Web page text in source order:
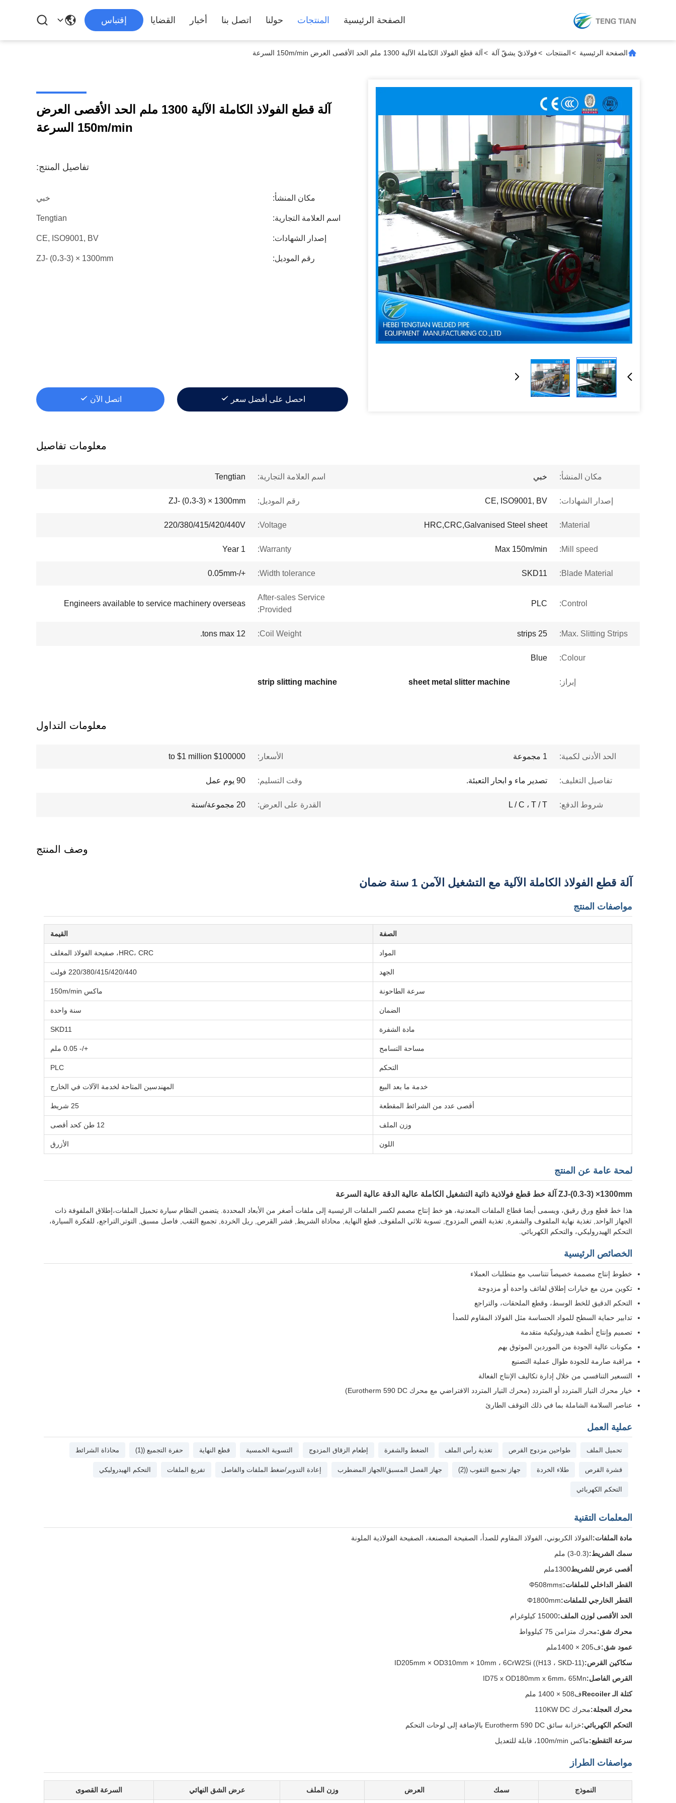
الصفحة الرئيسية المنتجات حولنا اتصل بنا أخبار القضايا إقتباس
الصفحة الرئيسية >المنتجات >فولاذيّ يشقّ آلة >آلة قطع الفولاذ الكاملة الآلية 1300 ملم الحد الأقصى العرض 150m/min السرعة
آلة قطع الفولاذ الكاملة الآلية 1300 ملم الحد الأقصى العرض
150m/min السرعة
تفاصيل المنتج:
مكان المنشأ: خبي
اسم العلامة التجارية: Tengtian
إصدار الشهادات: CE, ISO9001, BV
رقم الموديل: ZJ- (0،3-3) × 1300mm
احصل على أفضل سعر اتصل الآن
معلومات تفاصيل
مكان المنشأ: خبي اسم العلامة التجارية: Tengtian
إصدار الشهادات: CE, ISO9001, BV رقم الموديل: ZJ- (0،3-3) × 1300mm
Material:
HRC,CRC,Galvanised Steel sheet
Voltage:
220/380/415/420/440V
Mill speed:
Max 150m/min
Warranty:
1 Year
Blade Material:
SKD11
Width tolerance:
+/-0.05mm
Control:
PLC
After-sales Service
Provided:
Engineers available to service machinery overseas
Max. Slitting Strips:
25 strips
Coil Weight:
12 tons max.
Colour:
Blue
إبراز: sheet metal slitter machine
strip slitting machine
معلومات التداول
الحد الأدنى لكمية: 1 مجموعة الأسعار: $100000 to $1 million
تفاصيل التغليف: تصدير ماء و ابحار التعبئة. وقت التسليم: 90 يوم عمل
شروط الدفع: L / C ، T / T القدرة على العرض: 20 مجموعة/سنة
وصف المنتج
آلة قطع الفولاذ الكاملة الآلية مع التشغيل الآمن 1 سنة ضمان
مواصفات المنتج
الصفة القيمة
المواد HRC، CRC، صفيحة الفولاذ المغلف
الجهد 220/380/415/420/440 فولت
سرعة الطاحونة ماكس 150m/min
الضمان سنة واحدة
مادة الشفرة SKD11
مساحة التسامح +/- 0.05 ملم
التحكم PLC
خدمة ما بعد البيع المهندسين المتاحة لخدمة الآلات في الخارج
أقصى عدد من الشرائط المقطعة 25 شريط
وزن الملف 12 طن كحد أقصى
اللون الأزرق
لمحة عامة عن المنتج
ZJ-(0.3-3) ×1300mm آلة خط قطع فولاذية ذاتية التشغيل الكاملة عالية الدقة عالية السرعة
هذا خط قطع ورق رقيق، ويسمى أيضا قطاع الملفات المعدنية، هو خط إنتاج مصمم لكسر الملفات الرئيسية إلى ملفات أصغر من الأبعاد المحددة. يتضمن النظام سيارة تحميل الملفات،إطلاق الملفوفة ذات
الجهاز الواحد, تغذية نهاية الملفوف والشفرة, تغذية القص المزدوج, تسوية ثلاثي الملفوف, قطع النهاية, محاذاة الشريط, قشر القرص, ريل الخردة, تجميع الثقب, فاصل مسبق, التوتر,التراجع، للفكرة السيارة،
التحكم الهيدروليكي، والتحكم الكهربائي.
الخصائص الرئيسية
خطوط إنتاج مصممة خصيصاً تتناسب مع متطلبات العملاء
تكوين مرن مع خيارات إطلاق لفائف واحدة أو مزدوجة
التحكم الدقيق للخط الوسط، وقطع الملحقات، والتراجع
تدابير حماية السطح للمواد الحساسة مثل الفولاذ المقاوم للصدأ
تصميم وإنتاج أنظمة هيدروليكية متقدمة
مكونات عالية الجودة من الموردين الموثوق بهم
مراقبة صارمة للجودة طوال عملية التصنيع
التسعير التنافسي من خلال إدارة تكاليف الإنتاج الفعالة
خيار محرك التيار المتردد أو المتردد (محرك التيار المتردد الافتراضي مع محرك Eurotherm 590 DC)
عناصر السلامة الشاملة بما في ذلك التوقف الطارئ
عملية العمل
تحميل الملف طواحين مزدوج القرص تغذية رأس الملف الضغط والشفرة إطعام الزقاق المزدوج التسوية الخمسية قطع النهاية حفرة التجميع ((1) محاذاة الشرائط
قشرة القرص طلاء الخردة جهاز تجميع الثقوب ((2) جهاز الفصل المسبق/الجهاز المضطرب إعادة التدوير/ضغط الملفات والفاصل تفريغ الملفات التحكم الهيدروليكي
التحكم الكهربائي
المعلمات التقنية
مادة الملفات:الفولاذ الكربوني، الفولاذ المقاوم للصدأ، الصفيحة المصنعة، الصفيحة الفولاذية الملونة
سمك الشريط:(0.3-3) ملم
أقصى عرض للشريط1300ملم
القطر الداخلي للملفات:≥Φ508mm
القطر الخارجي للملفات:Φ1800mm
الحد الأقصى لوزن الملف:15000 كيلوغرام
محرك شق:محرك متزامن 75 كيلوواط
عمود شق:ف205 × 1400ملم
سكاكين القرص:ID205mm × OD310mm × 10mm ، 6CrW2Si ((H13 ، SKD-11)
القرص الفاصل:ID75 x OD180mm x 6mm، 65Mn
كتلة الـ Recoiler
ف508 × 1400 ملم
محرك العجلة:محرك 110KW DC
التحكم الكهربائي:خزانة سائق Eurotherm 590 DC بالإضافة إلى لوحات التحكم
سرعة التقطيع:ماكس 100m/min، قابلة للتعديل
مواصفات الطراز
النموذج سمك العرض وزن الملف عرض الشق النهائي السرعة القصوى